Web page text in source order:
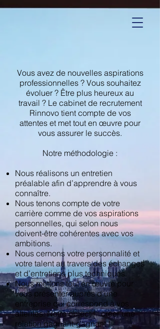
Vous avez de nouvelles aspirations
professionnelles ? Vous souhaitez
évoluer ? Être plus heureux au
travail ? Le cabinet de recrutement
Rinnovo tient compte de vos
attentes et met tout en œuvre pour
vous assurer le succès.
Notre méthodologie :
Nous réalisons un entretien
préalable afin d’apprendre à vous
connaître.
Nous tenons compte de votre
carrière comme de vos aspirations
personnelles, qui selon nous
doivent-être cohérentes avec vos
ambitions.
Nous cernons votre personnalité et
votre talent au travers des échanges
et d’entretiens plus techniques.
Nous mettons tout en œuvre pour
vous présenter auprès d’une
entreprise qui correspond à vos
attentes. Notre objectif : créer une
relation gagnant-gagnant !